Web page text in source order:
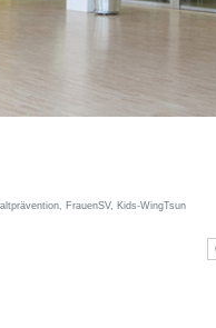
FrauenSV, Kids-WingTsun